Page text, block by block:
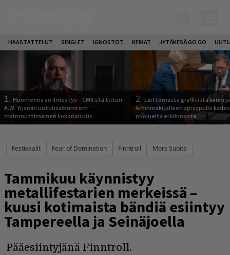
HAASTATTELUT SINGLET IGNOSTOT KEIKAT JYTÄKESÄ GO GO
1. Huomenna se ilmestyy – CMX:stä tutun
A.W. Yrjänän uutuusalbumi om
mammuttimainen kokonaisuus
2. Laittomasta graffitista kiinni
Arhinmäki jälleen spraypullo
puolueita ei kiinnosta
Festivaalit Fear of Domination Finntroll Mors Subita
Tammikuu käynnistyy
metallifestarien merkeissä –
kuusi kotimaista bändiä esiintyy
Tampereella ja Seinäjoella
Pääesiintyjänä Finntroll.